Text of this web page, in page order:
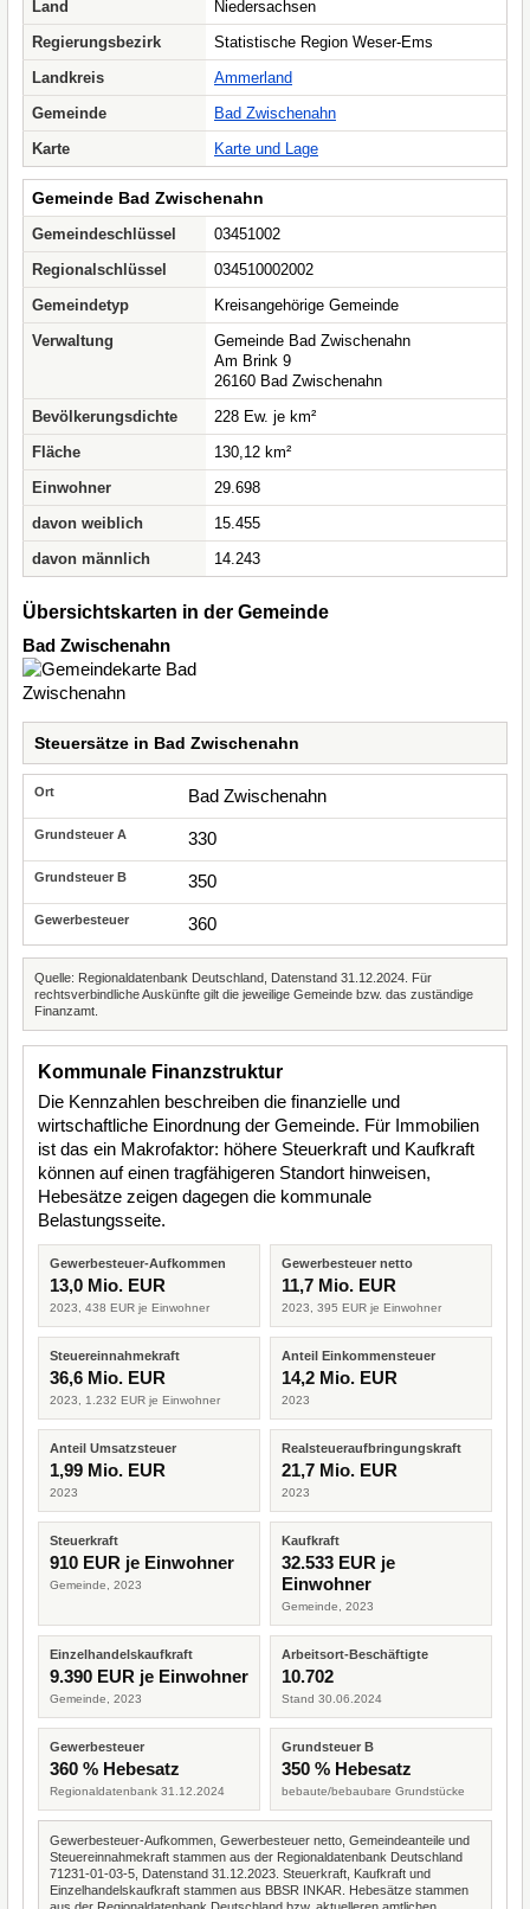
Land
Niedersachsen
Regierungsbezirk
Statistische Region Weser-Ems
Landkreis
Ammerland
Gemeinde
Bad Zwischenahn
Karte
Karte und Lage
Gemeinde Bad Zwischenahn
Gemeindeschlüssel
03451002
Regionalschlüssel
034510002002
Gemeindetyp
Kreisangehörige Gemeinde
Verwaltung
Gemeinde Bad Zwischenahn
Am Brink 9
26160 Bad Zwischenahn
Bevölkerungsdichte
228 Ew. je km²
Fläche
130,12 km²
Einwohner
29.698
davon weiblich
15.455
davon männlich
14.243
Übersichtskarten in der Gemeinde
Bad Zwischenahn
Steuersätze in Bad Zwischenahn
Bad Zwischenahn
330
350
360
Quelle: Regionaldatenbank Deutschland, Datenstand 31.12.2024. Für
rechtsverbindliche Auskünfte gilt die jeweilige Gemeinde bzw. das zuständige
Finanzamt.
Kommunale Finanzstruktur
Die Kennzahlen beschreiben die finanzielle und
wirtschaftliche Einordnung der Gemeinde. Für Immobilien
ist das ein Makrofaktor: höhere Steuerkraft und Kaufkraft
können auf einen tragfähigeren Standort hinweisen,
Hebesätze zeigen dagegen die kommunale
Belastungsseite.
Gewerbesteuer-Aufkommen
13,0 Mio. EUR
2023, 438 EUR je Einwohner
Gewerbesteuer netto
11,7 Mio. EUR
2023, 395 EUR je Einwohner
Steuereinnahmekraft
36,6 Mio. EUR
2023, 1.232 EUR je Einwohner
Anteil Einkommensteuer
14,2 Mio. EUR
2023
Anteil Umsatzsteuer
1,99 Mio. EUR
2023
Realsteueraufbringungskraft
21,7 Mio. EUR
2023
Steuerkraft
910 EUR je Einwohner
Gemeinde, 2023
Kaufkraft
32.533 EUR je
Einwohner
Gemeinde, 2023
Einzelhandelskaufkraft
9.390 EUR je Einwohner
Gemeinde, 2023
Arbeitsort-Beschäftigte
10.702
Stand 30.06.2024
Gewerbesteuer
360 % Hebesatz
Regionaldatenbank 31.12.2024
Grundsteuer B
350 % Hebesatz
bebaute/bebaubare Grundstücke
Gewerbesteuer-Aufkommen, Gewerbesteuer netto, Gemeindeanteile und
Steuereinnahmekraft stammen aus der Regionaldatenbank Deutschland
71231-01-03-5, Datenstand 31.12.2023. Steuerkraft, Kaufkraft und
Einzelhandelskaufkraft stammen aus BBSR INKAR. Hebesätze stammen